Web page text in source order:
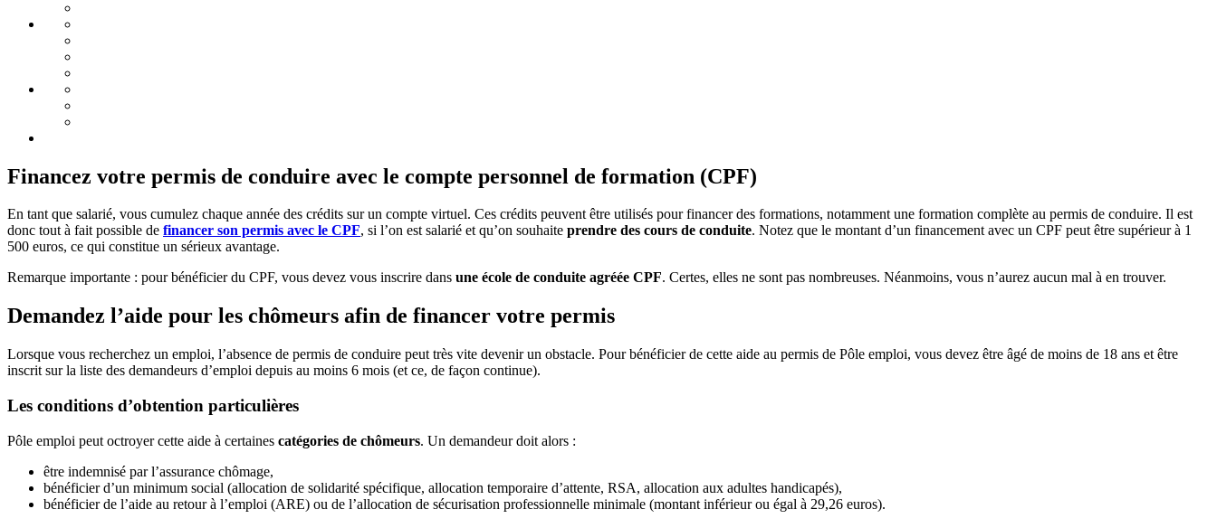
Financez votre permis de conduire avec le compte personnel de formation (CPF)
En tant que salarié, vous cumulez chaque année des crédits sur un compte virtuel. Ces crédits peuvent être utilisés pour financer des formations, notamment une formation complète au permis de conduire. Il est
donc tout à fait possible de financer son permis avec le CPF, si l’on est salarié et qu’on souhaite prendre des cours de conduite. Notez que le montant d’un financement avec un CPF peut être supérieur à 1
500 euros, ce qui constitue un sérieux avantage.
Remarque importante : pour bénéficier du CPF, vous devez vous inscrire dans une école de conduite agréée CPF. Certes, elles ne sont pas nombreuses. Néanmoins, vous n’aurez aucun mal à en trouver.
Demandez l’aide pour les chômeurs afin de financer votre permis
Lorsque vous recherchez un emploi, l’absence de permis de conduire peut très vite devenir un obstacle. Pour bénéficier de cette aide au permis de Pôle emploi, vous devez être âgé de moins de 18 ans et être
inscrit sur la liste des demandeurs d’emploi depuis au moins 6 mois (et ce, de façon continue).
Les conditions d’obtention particulières
Pôle emploi peut octroyer cette aide à certaines catégories de chômeurs. Un demandeur doit alors :
être indemnisé par l’assurance chômage,
bénéficier d’un minimum social (allocation de solidarité spécifique, allocation temporaire d’attente, RSA, allocation aux adultes handicapés),
bénéficier de l’aide au retour à l’emploi (ARE) ou de l’allocation de sécurisation professionnelle minimale (montant inférieur ou égal à 29,26 euros).